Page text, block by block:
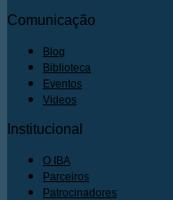
Comunicação
Blog
Biblioteca
Eventos
Videos
Institucional
O IBA
Parceiros
Patrocinadores